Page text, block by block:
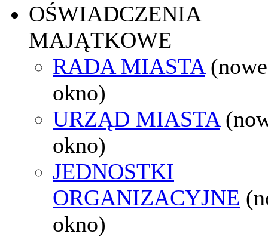
OŚWIADCZENIA
MAJĄTKOWE
RADA MIASTA (nowe
okno)
URZĄD MIASTA
okno)
JEDNOSTKI
ORGANIZACYJNE
okno)